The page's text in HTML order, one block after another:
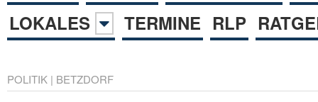
LOKALES
TERMINE RLP
POLITIK | BETZDORF